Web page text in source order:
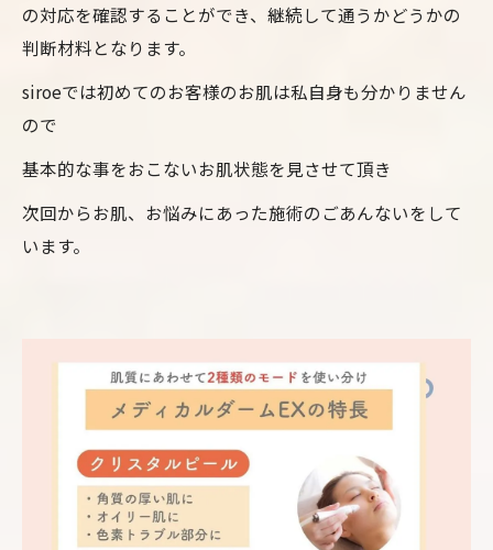
の対応を確認することができ、継続して通うかどうかの
判断材料となります。
siroeでは初めてのお客様のお肌は私自身も分かりません
ので
基本的な事をおこないお肌状態を見させて頂き
次回からお肌、お悩みにあった施術のごあんないをして
います。